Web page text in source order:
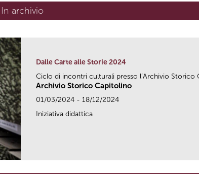
In archivio
Dalle Carte alle Storie 2024
Ciclo di incontri culturali presso l’Archivio Storico
Archivio Storico Capitolino
01/03/2024 - 18/12/2024
Iniziativa didattica